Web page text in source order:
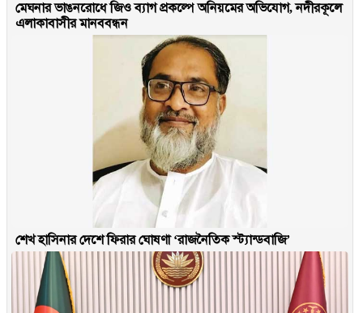
মেঘনার ভাঙনরোধে জিও ব্যাগ প্রকল্পে অনিয়মের অভিযোগ, নদীরকূলে
এলাকাবাসীর মানববন্ধন
শেখ হাসিনার দেশে ফিরার ঘোষণা ‘রাজনৈতিক স্ট্যান্ডবাজি’